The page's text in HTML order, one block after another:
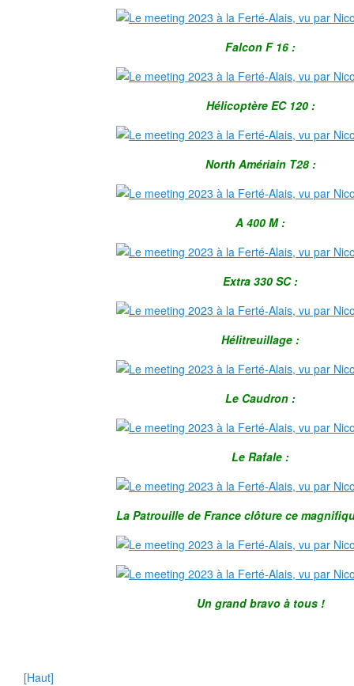
Falcon F 16 :
Hélicoptère EC 120 :
North Amériain T28 :
A 400 M :
Extra 330 SC :
Hélitreuillage :
Le Caudron :
Le Rafale :
La Patrouille de France clôture ce
Un grand bravo à tous !
[Haut]